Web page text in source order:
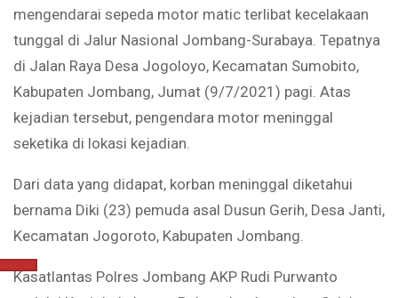
mengendarai sepeda motor matic terlibat kecelakaan
tunggal di Jalur Nasional Jombang-Surabaya. Tepatnya
di Jalan Raya Desa Jogoloyo, Kecamatan Sumobito,
Kabupaten Jombang, Jumat (9/7/2021) pagi. Atas
kejadian tersebut, pengendara motor meninggal
seketika di lokasi kejadian.
Dari data yang didapat, korban meninggal diketahui
bernama Diki (23) pemuda asal Dusun Gerih, Desa Janti,
Kecamatan Jogoroto, Kabupaten Jombang.
Kasatlantas Polres Jombang AKP Rudi Purwanto